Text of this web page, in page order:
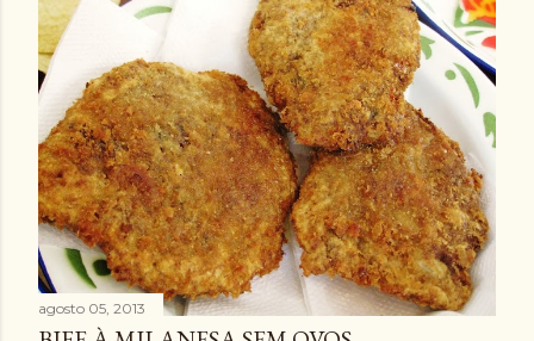
agosto 05, 2013